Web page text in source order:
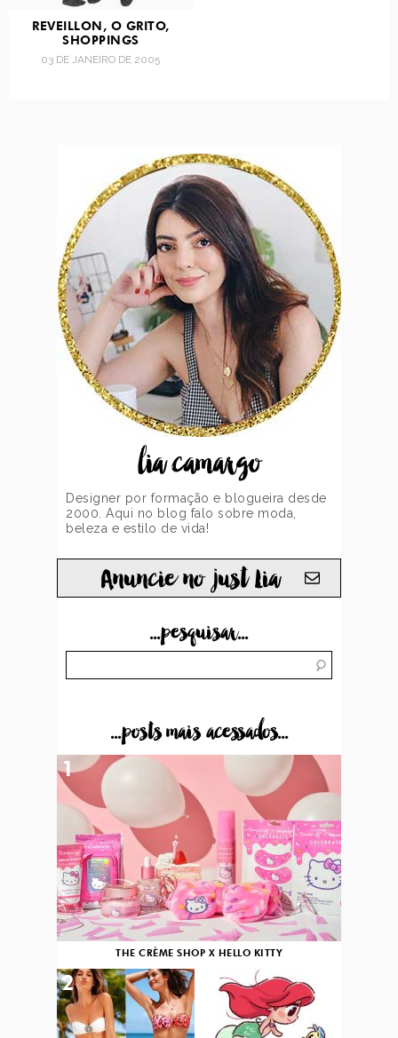
REVEILLON, O GRITO,
SHOPPINGS
03 DE JANEIRO DE 2005
lia camargo
Designer por formação e blogueira desde
2000. Aqui no blog falo sobre moda,
beleza e estilo de vida!
Anuncie no just Lia
...pesquisar...
...posts mais acessados...
THE CRÈME SHOP X HELLO KITTY
1
2 3